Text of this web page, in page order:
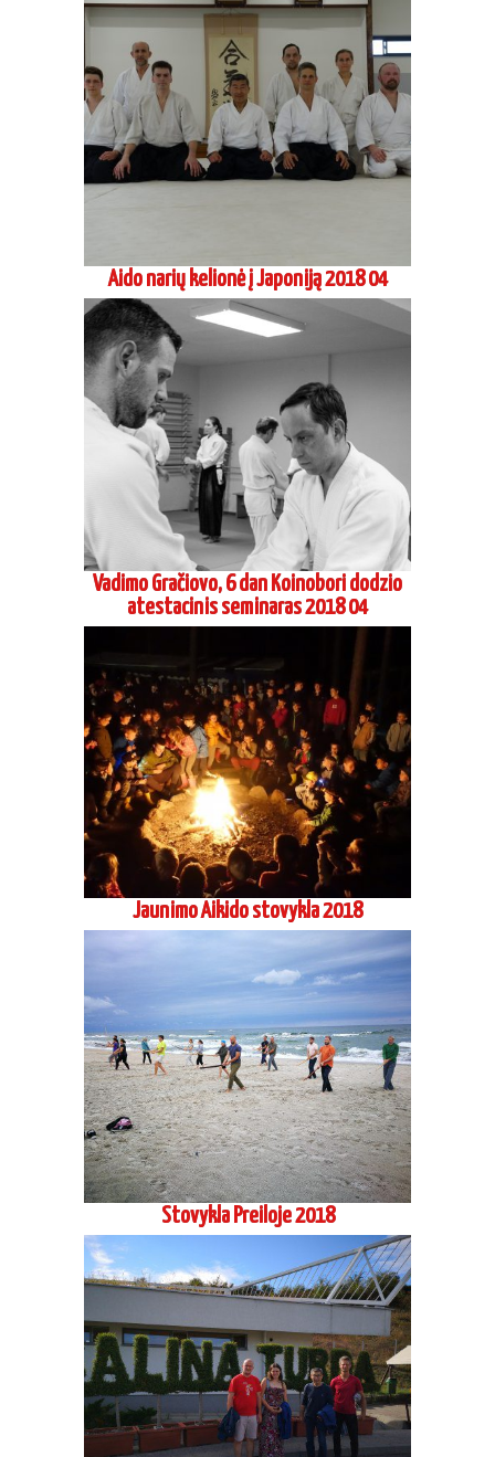
Aido narių kelionė į Japoniją 2018 04
Vadimo Gračiovo, 6 dan Koinobori dodzio
atestacinis seminaras 2018 04
Jaunimo Aikido stovykla 2018
Stovykla Preiloje 2018